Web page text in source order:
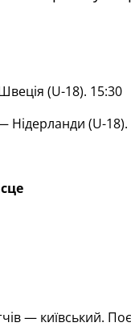
(U-18). 15:30
Нідерланди (U-18).
— київський.